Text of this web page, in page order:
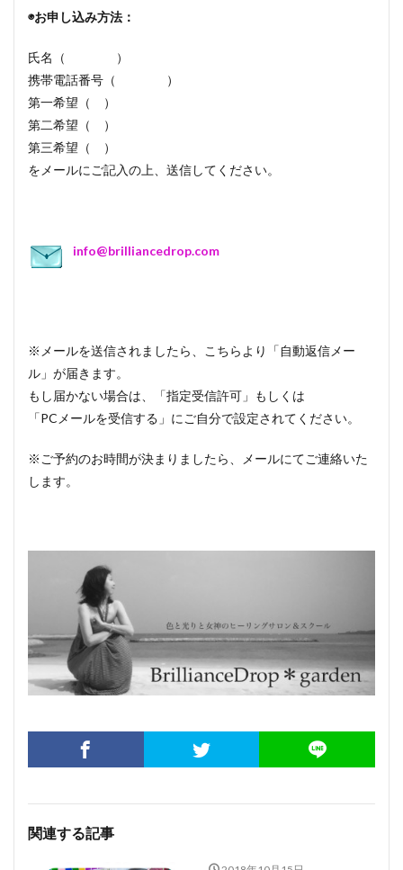
◉お申し込み方法：
氏名（ ）
携帯電話番号（ ）
第一希望（ ）
第二希望（ ）
第三希望（ ）
をメールにご記入の上、送信してください。
info@brilliancedrop.com
※メールを送信されましたら、こちらより「自動返信メー
ル」が届きます。
もし届かない場合は、「指定受信許可」もしくは
「PCメールを受信する」にご自分で設定されてください。
※ご予約のお時間が決まりましたら、メールにてご連絡いた
します。
関連する記事